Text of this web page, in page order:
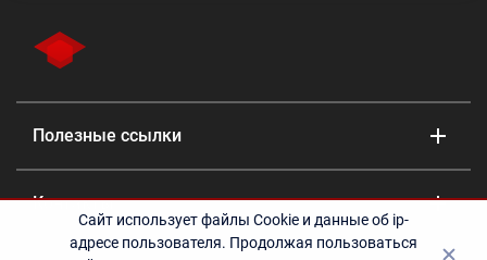
Сайт использует файлы Cookie и данные об ip-
адресе пользователя. Продолжая пользоваться